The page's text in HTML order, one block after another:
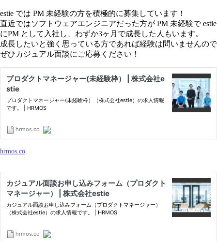
estie では PM 未経験の方を積極的に募集しています！
直近ではソフトウェアエンジニアだった方が PM 未経験で estie
にPM として入社し、わずか3ヶ月で成長した人もいます。
成長したいと強く思っている方であれば経験は問いませんので
ぜひカジュアル面談にご応募ください！
hrmos.co